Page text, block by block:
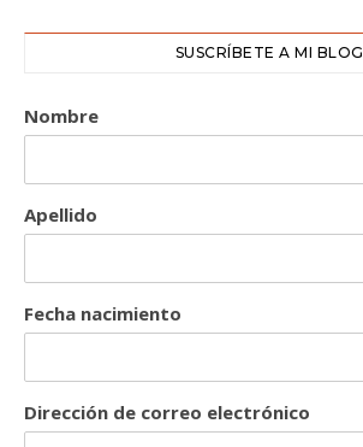
SUSCRÍBETE A MI BLOG
Nombre
Apellido
Fecha nacimiento
Dirección de correo electrónico